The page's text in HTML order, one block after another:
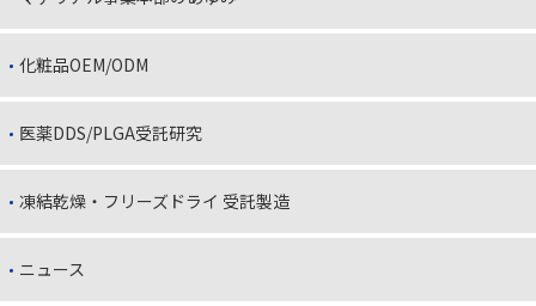
化粧品OEM/ODM
医薬DDS/PLGA受託研究
凍結乾燥・フリーズドライ 受託製造
ニュース